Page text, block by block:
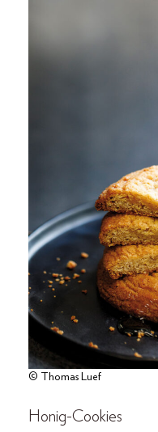
© Thomas Luef
Honig-Cookies